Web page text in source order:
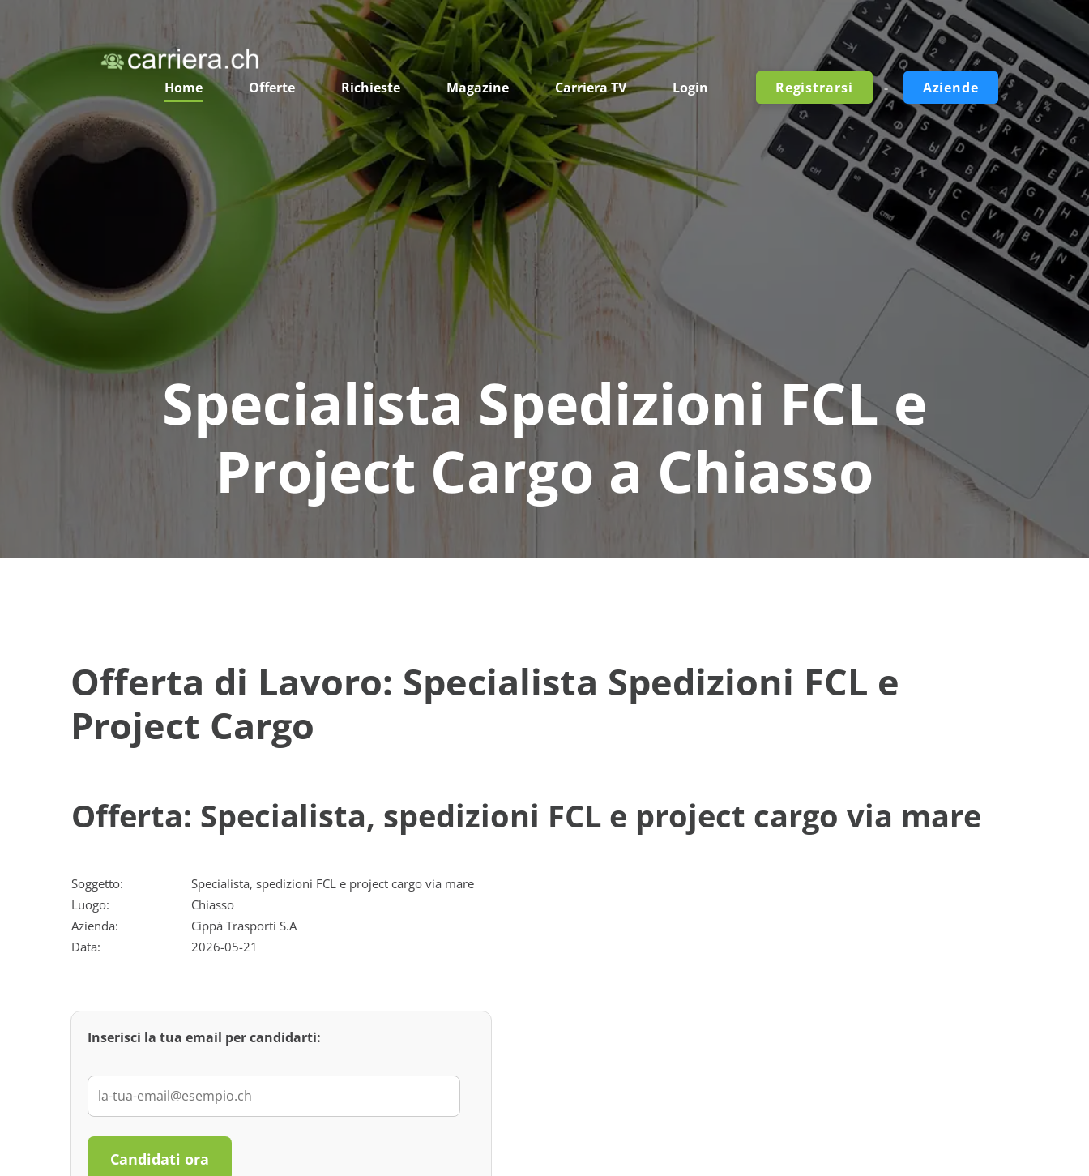
Home Offerte Richieste Magazine Carriera TV Login Registrarsi - Aziende
Specialista Spedizioni FCL e
Project Cargo a Chiasso
Offerta di Lavoro: Specialista Spedizioni FCL e
Project Cargo
Offerta: Specialista, spedizioni FCL e project cargo via mare
Soggetto:
Specialista, spedizioni FCL e project cargo via mare
Luogo:
Chiasso
Azienda:
Cippà Trasporti S.A
Data:
2026-05-21
Inserisci la tua email per candidarti:
Candidati ora